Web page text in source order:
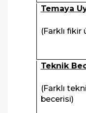
Temaya
(Farklı
Teknik
(Farklı
becerisi)